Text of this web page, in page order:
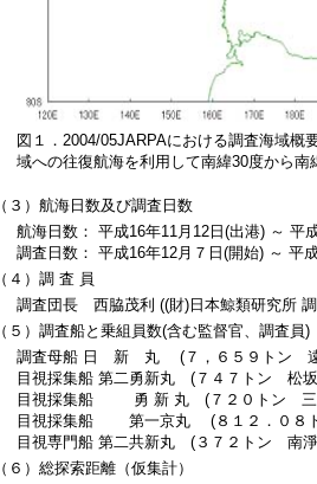
図１．2004/05JARPAにおける調査海域概
域への往復航海を利用して南緯30度から
（３）航海日数及び調査日数
航海日数： 平成16年11月12日(出港) ～ 平
調査日数： 平成16年12月７日(開始) ～ 平
（４）調 査 員
調査団長 西脇茂利 ((財)日本鯨類研究所
（５）調査船と乗組員数(含む監督官、調査員)
調査母船 日 新 丸 (７，６５９トン 遠
目視採集船 第二勇新丸 (７４７トン 松
目視採集船 勇 新 丸 (７２０トン 三
目視採集船 第一京丸 (８１２．０８
目視専門船 第二共新丸 (３７２トン
（６）総探索距離（仮集計）